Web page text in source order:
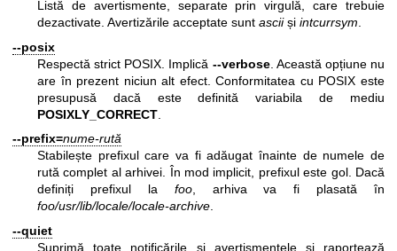
Listă de avertismente, separate prin virgulă, care trebuie
dezactivate. Avertizările acceptate sunt asciiși intcurrsym.
--posix
Respectă strict POSIX. Implică --verbose. Această opțiune nu
are în prezent niciun alt efect. Conformitatea cu POSIX este
presupusă dacă este definită variabila de mediu
POSIXLY_CORRECT
--prefix=nume-rută
Stabilește prefixul care va fi adăugat înainte de numele de
rută complet al arhivei. În mod implicit, prefixul este gol. Dacă
definiți prefixul la foo, arhiva va fi plasată în
foo/usr/lib/locale/locale-archive
--quiet
Suprimă toate notificările și avertismentele și raportează